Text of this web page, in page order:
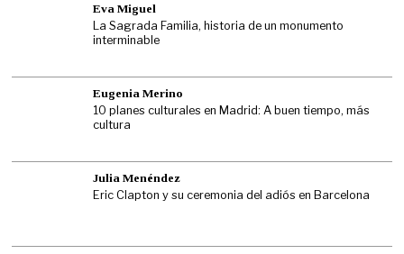
Eva Miguel
La Sagrada Familia, historia de un monumento
interminable
Eugenia Merino
10 planes culturales en Madrid: A buen tiempo, más
cultura
Julia Menéndez
Eric Clapton y su ceremonia del adiós en Barcelona